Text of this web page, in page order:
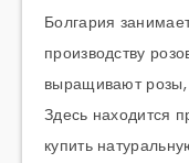
Болгария
производству
выращивают розы,
Здесь находится
купить